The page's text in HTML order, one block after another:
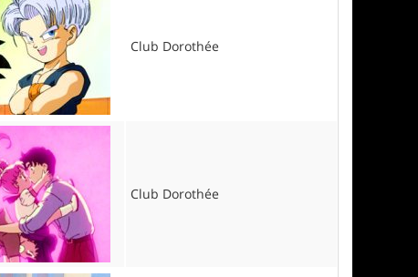
Club Dorothée
Club Dorothée